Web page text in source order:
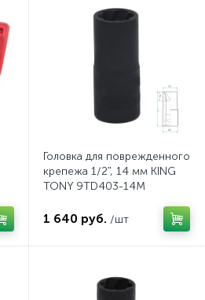
Головка для поврежденного
крепежа 1/2", 14 мм KING
TONY 9TD403-14M
1 640 руб. /шт